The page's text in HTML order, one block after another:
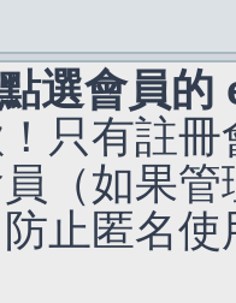
選會員的
只有註
（如果
止匿名